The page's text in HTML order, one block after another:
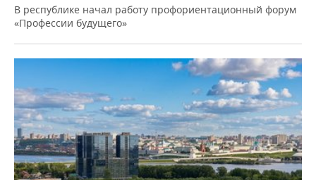
В республике начал работу профориентационный форум
«Профессии будущего»